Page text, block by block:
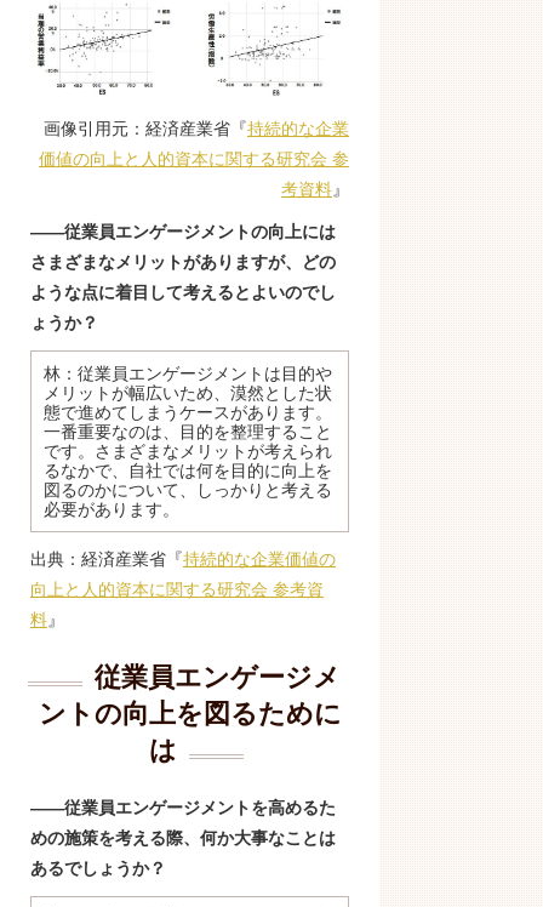
画像引用元：経済産業省『持続的な企業
価値の向上と人的資本に関する研究会 参
考資料』
――従業員エンゲージメントの向上には
さまざまなメリットがありますが、どの
ような点に着目して考えるとよいのでし
ょうか？
林：従業員エンゲージメントは目的や
メリットが幅広いため、漠然とした状
態で進めてしまうケースがあります。
一番重要なのは、目的を整理すること
です。さまざまなメリットが考えられ
るなかで、自社では何を目的に向上を
図るのかについて、しっかりと考える
必要があります。
出典：経済産業省『持続的な企業価値の
向上と人的資本に関する研究会 参考資
料』
従業員エンゲージメ
ントの向上を図るために
は
――従業員エンゲージメントを高めるた
めの施策を考える際、何か大事なことは
あるでしょうか？